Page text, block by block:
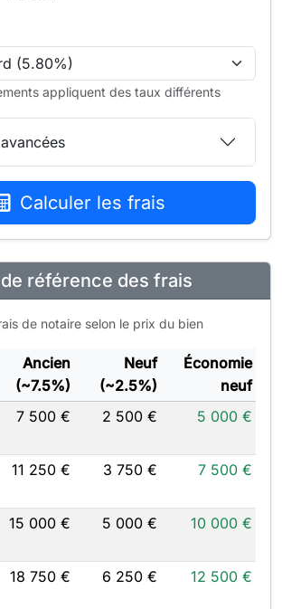
appliquent des taux différents
Calculer les frais
référence des frais
de notaire selon le prix du bien
Ancien
(~7.5%)
Neuf
(~2.5%)
Économie
neuf
7 500 € 2 500 € 5 000 €
11 250 € 3 750 € 7 500 €
15 000 € 5 000 € 10 000 €
18 750 € 6 250 € 12 500 €